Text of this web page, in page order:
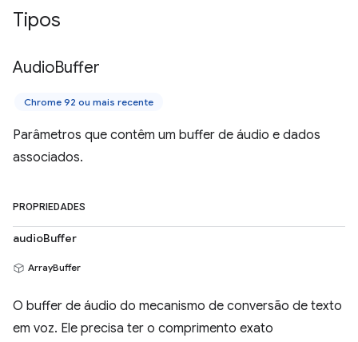
Tipos
AudioBuffer
Chrome 92 ou mais recente
Parâmetros que contêm um buffer de áudio e dados
associados.
PROPRIEDADES
audioBuffer
ArrayBuffer
O buffer de áudio do mecanismo de conversão de texto
em voz. Ele precisa ter o comprimento exato